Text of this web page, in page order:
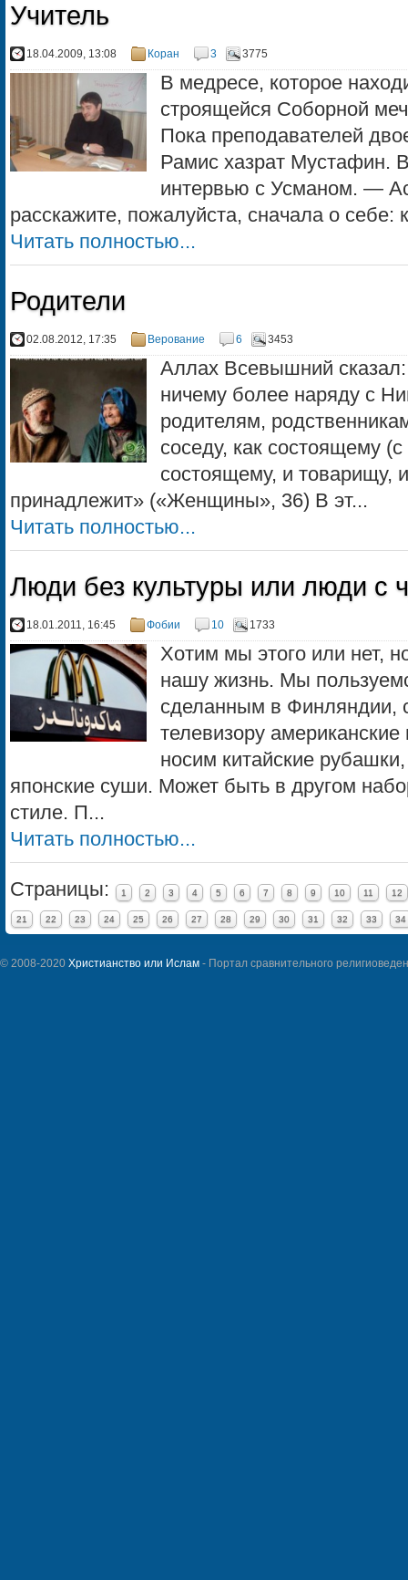
Учитель
18.04.2009, 13:08 Коран 3 3775
В медресе, которое
строящейся Соборной
Пока преподавателей
Рамис хазрат Мустафин.
интервью с Усманом. —
расскажите, пожалуйста, сначала о
Читать полностью...
Родители
02.08.2012, 17:35 Верование 6 3453
Аллах Всевышний
ничему более наряду с
родителям,
соседу, как состоящему
состоящему, и товарищу,
принадлежит» («Женщины», 36) В эт...
Читать полностью...
Люди без культуры или люди с
18.01.2011, 16:45 Фобии 10 1733
Хотим мы этого или нет,
нашу жизнь. Мы
сделанным в Финляндии,
телевизору
носим китайские
японские суши. Может быть в другом
стиле. П...
Читать полностью...
Страницы: 1 2 3 4 5 6 7 8 9 10 11 12
21 22 23 24 25 26 27 28 29 30 31 32 33 34
© 2008-2020 Христианство или Ислам - Портал сравнительного